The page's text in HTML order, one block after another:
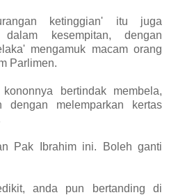
ketinggian' itu juga
dalam kesempitan, dengan
mengamuk macam orang
Parlimen.
bertindak membela,
dengan melemparkan kertas
Pak Ibrahim ini. Boleh ganti
anda pun bertanding di